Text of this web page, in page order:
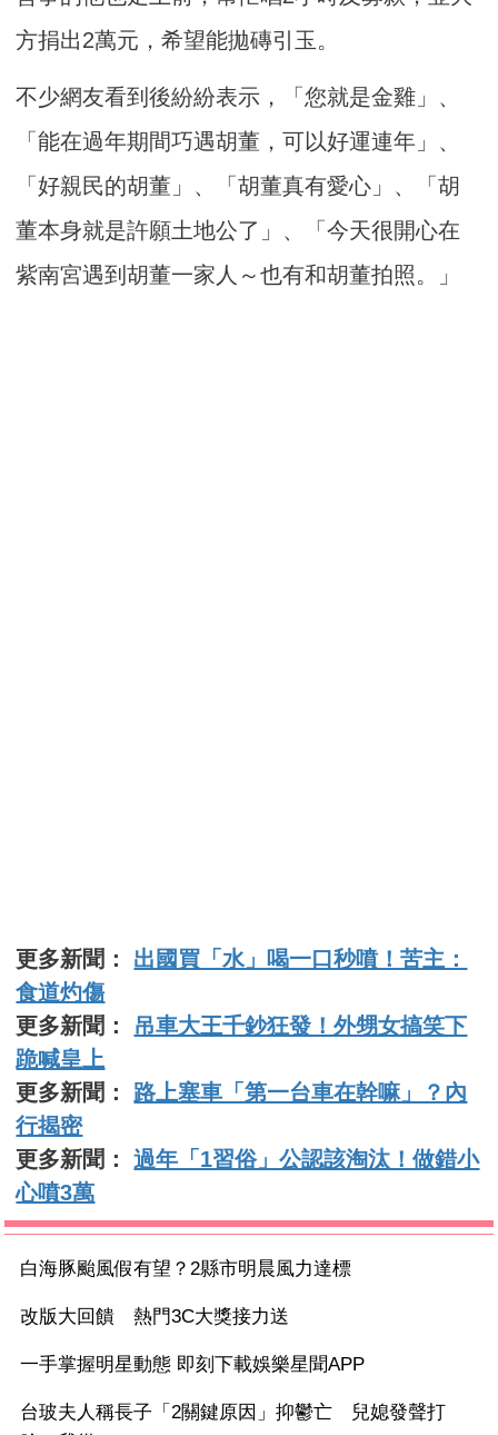
方捐出2萬元，希望能拋磚引玉。
不少網友看到後紛紛表示，「您就是金雞」、
「能在過年期間巧遇胡董，可以好運連年」、
「好親民的胡董」、「胡董真有愛心」、「胡
董本身就是許願土地公了」、「今天很開心在
紫南宮遇到胡董一家人～也有和胡董拍照。」
更多新聞： 出國買「水」喝一口秒噴！苦主：
食道灼傷
更多新聞： 吊車大王千鈔狂發！外甥女搞笑下
跪喊皇上
更多新聞： 路上塞車「第一台車在幹嘛」？內
行揭密
更多新聞：過年「1習俗」公認該淘汰！做錯小
心噴3萬
白海豚颱風假有望？2縣市明晨風力達標
改版大回饋 熱門3C大獎接力送
一手掌握明星動態 即刻下載娛樂星聞APP
台玻夫人稱長子「2關鍵原因」抑鬱亡 兒媳發聲打